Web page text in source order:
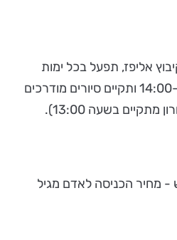
אליפז, תפעל בכל ימות
השבוע בין השעות 14:00-10:00 ותקיים סיורים מודרכים
בשעה 13:00).
מחיר הכניסה לאדם מגיל